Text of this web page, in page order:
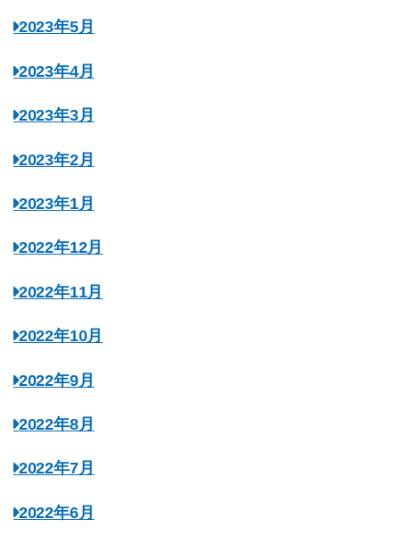
2023年5月
2023年4月
2023年3月
2023年2月
2023年1月
2022年12月
2022年11月
2022年10月
2022年9月
2022年8月
2022年7月
2022年6月